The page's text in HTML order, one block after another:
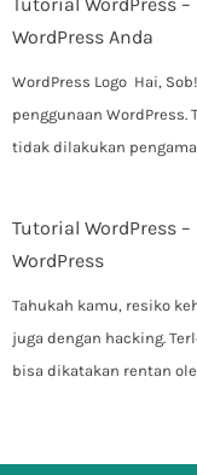
WordPress Anda
WordPress Logo Hai,
penggunaan WordPress.
tidak dilakukan
Tutorial WordPress
WordPress
Tahukah kamu, resiko
juga dengan hacking.
bisa dikatakan rentan